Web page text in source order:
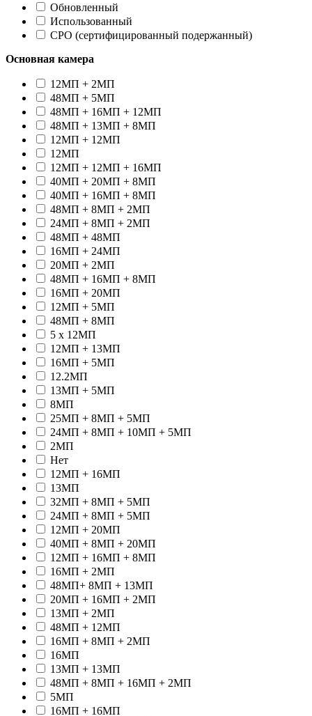
Oбновленный
Использованный
CPO (сертифицированный подержанный)
Основная камера
12МП + 2МП
48МП + 5МП
48МП + 16МП + 12МП
48МП + 13МП + 8МП
12МП + 12МП
12МП
12МП + 12МП + 16МП
40МП + 20МП + 8МП
40МП + 16МП + 8МП
48МП + 8МП + 2МП
24МП + 8МП + 2МП
48МП + 48МП
16МП + 24МП
20МП + 2МП
48МП + 16МП + 8МП
16МП + 20МП
12МП + 5МП
48МП + 8МП
5 x 12МП
12МП + 13МП
16МП + 5МП
12.2МП
13МП + 5МП
8МП
25МП + 8МП + 5МП
24МП + 8МП + 10МП + 5МП
2МП
Hет
12МП + 16МП
13МП
32МП + 8МП + 5МП
24МП + 8МП + 5МП
12МП + 20МП
40МП + 8МП + 20МП
12МП + 16МП + 8МП
16МП + 2МП
48МП+ 8МП + 13МП
20МП + 16МП + 2МП
13МП + 2МП
48МП + 12МП
16МП + 8МП + 2МП
16МП
13МП + 13МП
48МП + 8МП + 16МП + 2МП
5МП
16МП + 16МП